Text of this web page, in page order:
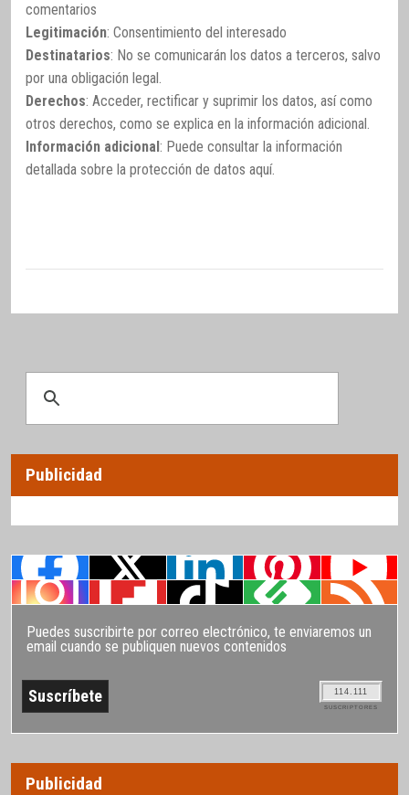
comentarios
Legitimación: Consentimiento del interesado
Destinatarios: No se comunicarán los datos a terceros, salvo
por una obligación legal.
Derechos: Acceder, rectificar y suprimir los datos, así como
otros derechos, como se explica en la información adicional.
Información adicional : Puede consultar la información
detallada sobre la protección de datos aquí.
Publicidad
Puedes suscribirte por correo electrónico, te enviaremos un
email cuando se publiquen nuevos contenidos
114.111
SUSCRIPTORES
Publicidad